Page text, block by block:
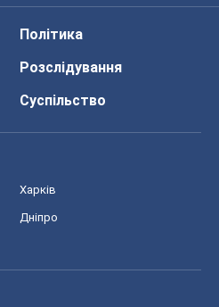
Політика
Розслідування
Суспільство
Харків
Дніпро